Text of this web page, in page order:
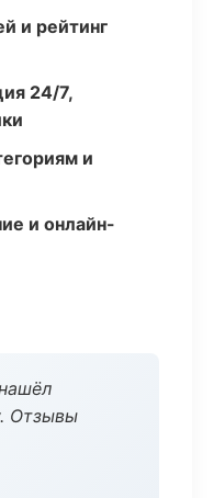
и рейтинг
24/7,
и
и онлайн-
Отзывы